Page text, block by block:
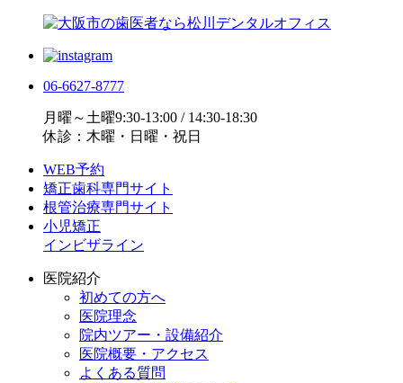
06-6627-8777
月曜～土曜9:30-13:00 / 14:30-18:30
休診：木曜・日曜・祝日
WEB予約
矯正歯科専門サイト
根管治療専門サイト
小児矯正
インビザライン
医院紹介
初めての方へ
医院理念
院内ツアー・設備紹介
医院概要・アクセス
よくある質問